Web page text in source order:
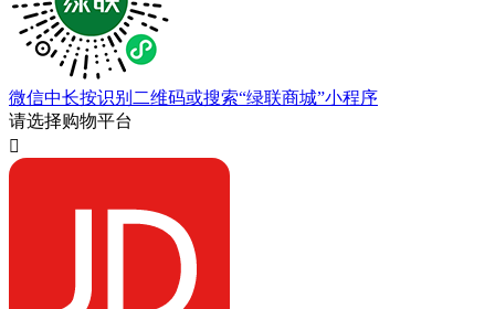
微信中长按识别二维码或搜索“绿联商城”小程序
请选择购物平台
